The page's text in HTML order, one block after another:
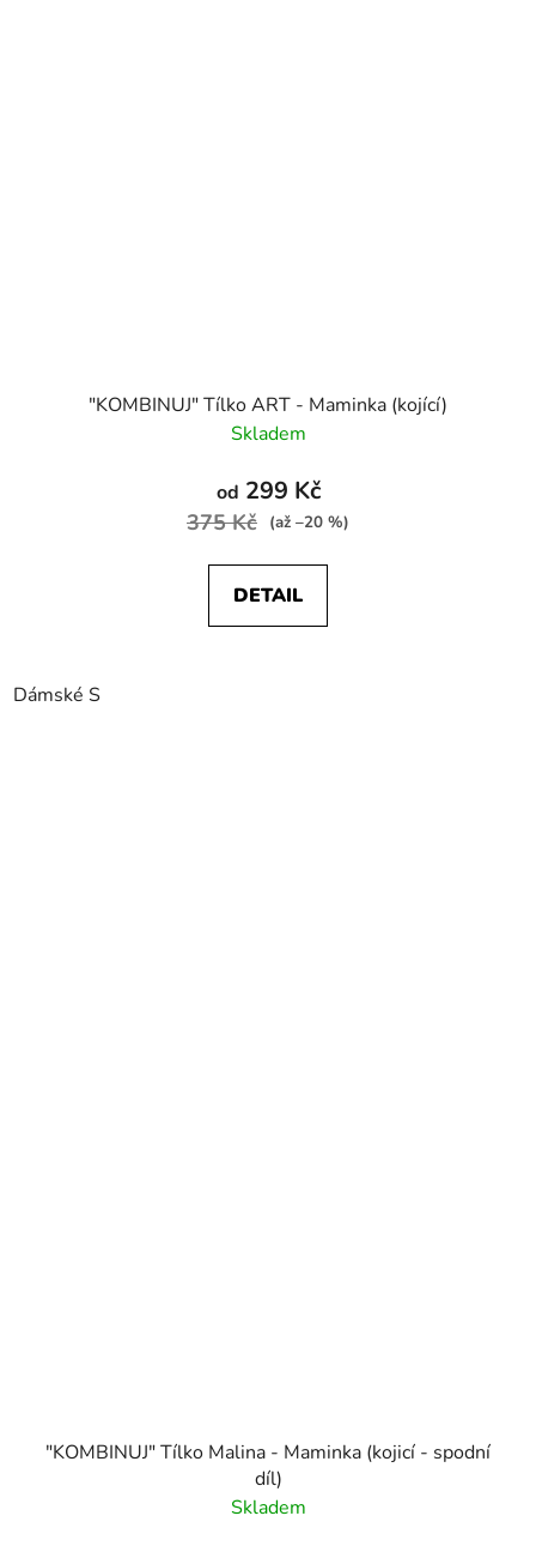
"KOMBINUJ" Tílko ART - Maminka (kojící)
Skladem
od 299 Kč
375 Kč (až –20 %)
DETAIL
Dámské S
"KOMBINUJ" Tílko Malina - Maminka (kojicí - spodní
díl)
Skladem